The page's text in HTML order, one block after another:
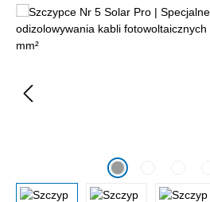
Pomiń galerię zdjęć